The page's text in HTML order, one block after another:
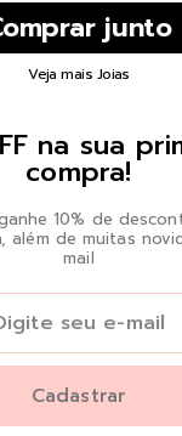
Veja mais Joias
na sua
compra!
10% de
além de muitas
mail